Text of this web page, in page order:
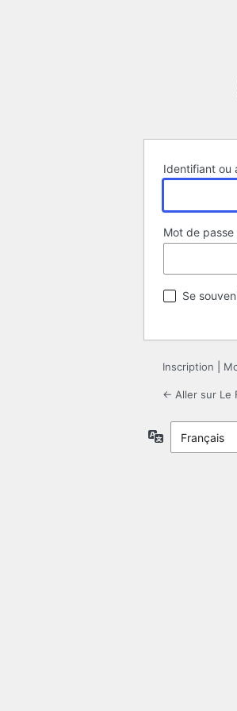
Identifiant ou
Mot de passe
Se
Inscription
← Aller sur Le
Langue